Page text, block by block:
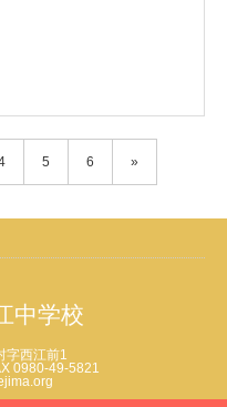
5 6 »
中学校
字西江前1
0980-49-5821